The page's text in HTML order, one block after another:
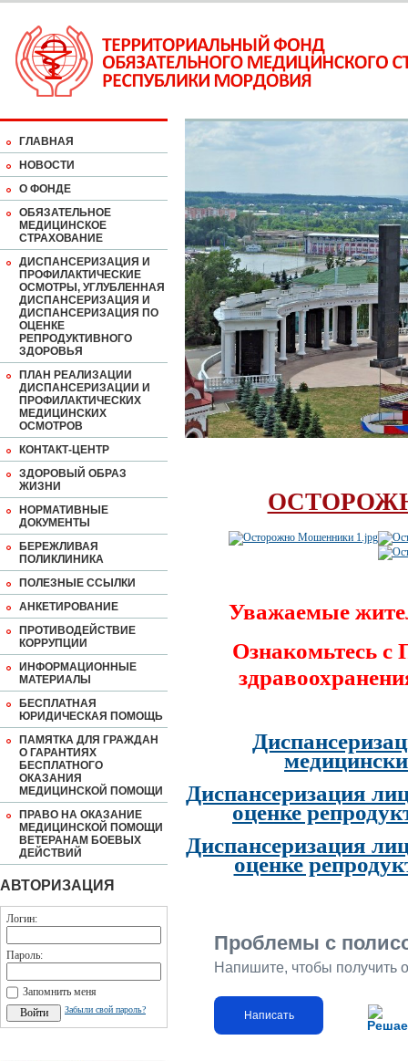
ГЛАВНАЯ
НОВОСТИ
О ФОНДЕ
ОБЯЗАТЕЛЬНОЕ
МЕДИЦИНСКОЕ
СТРАХОВАНИЕ
ДИСПАНСЕРИЗАЦИЯ И
ПРОФИЛАКТИЧЕСКИЕ
ОСМОТРЫ, УГЛУБЛЕННАЯ
ДИСПАНСЕРИЗАЦИЯ И
ДИСПАНСЕРИЗАЦИЯ ПО
ОЦЕНКЕ
РЕПРОДУКТИВНОГО
ЗДОРОВЬЯ
ПЛАН РЕАЛИЗАЦИИ
ДИСПАНСЕРИЗАЦИИ И
ПРОФИЛАКТИЧЕСКИХ
МЕДИЦИНСКИХ
ОСМОТРОВ
КОНТАКТ-ЦЕНТР
ЗДОРОВЫЙ ОБРАЗ
ЖИЗНИ
НОРМАТИВНЫЕ
ДОКУМЕНТЫ
БЕРЕЖЛИВАЯ
ПОЛИКЛИНИКА
ПОЛЕЗНЫЕ ССЫЛКИ
АНКЕТИРОВАНИЕ
ПРОТИВОДЕЙСТВИЕ
КОРРУПЦИИ
ИНФОРМАЦИОННЫЕ
МАТЕРИАЛЫ
БЕСПЛАТНАЯ
ЮРИДИЧЕСКАЯ ПОМОЩЬ
ПАМЯТКА ДЛЯ ГРАЖДАН
О ГАРАНТИЯХ
БЕСПЛАТНОГО
ОКАЗАНИЯ
МЕДИЦИНСКОЙ ПОМОЩИ
ПРАВО НА ОКАЗАНИЕ
МЕДИЦИНСКОЙ ПОМОЩИ
ВЕТЕРАНАМ БОЕВЫХ
ДЕЙСТВИЙ
АВТОРИЗАЦИЯ
Логин:
Пароль:
Запомнить меня
Забыли свой пароль?
Уважаемые
Ознакомьтесь
Диспансеризация
оценке
Диспансеризация
оценке
Проблемы с
Напишите, чтобы получить
Написать